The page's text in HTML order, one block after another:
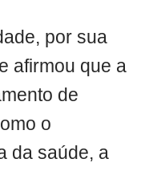
por sua
afirmou que a
de
o
da saúde, a